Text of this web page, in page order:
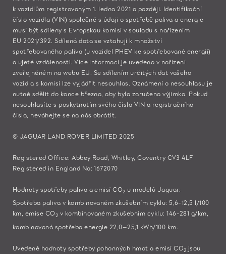
k vozidlům registrovaným 1. ledna 2021 a později. Identifikační
číslo vozidla (VIN) společně s údaji o spotřebě paliva a energie
musí být sdíleny s Evropskou komisí v souladu s nařízením
EU 2021/392. Sdílená data se vztahují k množství
spotřebovaného paliva (u vozidel PHEV ke spotřebované energii)
a ujeté vzdálenosti. Více informací je uvedeno v nařízení
zveřejněném nawebu EU . Se sdílením určitých dat vašeho
vozidla s komisí lze vyjádřit nesouhlas. Oznámení o nesouhlasu je
nutné sdělit do konce března, aby byla zaručena výjimka. Pokud
nesouhlasíte s poskytnutím svého čísla VIN a registračního
čísla, neváhejte se na nás obrátit.
© JAGUAR LAND ROVER LIMITED 2025
Registered Office: Abbey Road, Whitley, Coventry CV3 4LF
Registered in England No: 1672070
Hodnoty spotřeby paliva a emisí CO2 u modelů Jaguar:​
Spotřeba paliva v kombinovaném zkušebním cyklu: 5,6-12,5 l/100
km, emise CO2 v kombinovaném zkušebním cyklu: 146-281 g/km,
kombinovaná spotřeba energie 22,0–25,1 kWh/100 km.
Uvedené hodnoty spotřeby pohonných hmot a emisí CO2 jsou